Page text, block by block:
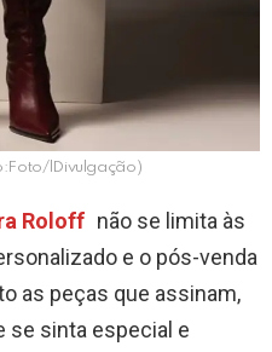
lDivulgação)
Roloff não se limita às
e o pós-venda
as peças que assinam,
se sinta especial e